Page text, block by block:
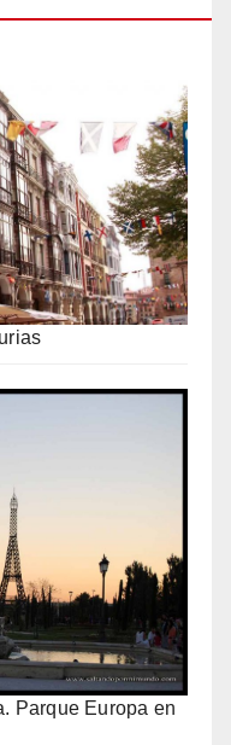
Parque Europa en